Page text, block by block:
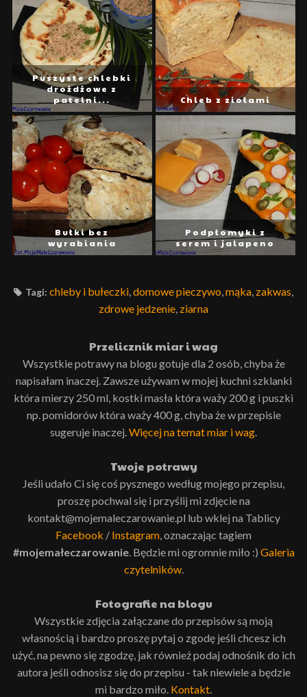
Puszyste chlebki
drożdżowe z
patelni...
Chleb z ziołami
Bułki bez
wyrabiania
Podpłomyki z
serem i jalapeno
Tagi: chleby i bułeczki,domowe pieczywo,mąka, zakwas,
zdrowe jedzenie, ziarna
Przelicznik miar i wag
Wszystkie potrawy na blogu gotuje dla 2 osób, chyba że
napisałam inaczej. Zawsze używam w mojej kuchni szklanki
która mierzy 250 ml, kostki masła która waży 200 g i puszki
np. pomidorów która waży 400 g, chyba że w przepisie
sugeruje inaczej.Więcej na temat miar i wag.
Twoje potrawy
Jeśli udało Ci się coś pysznego według mojego przepisu,
proszę pochwal się i przyślij mi zdjęcie na
kontakt@mojemaleczarowanie.pl lub wklej na Tablicy
Facebook / Instagram, oznaczając tagiem
#mojemałeczarowanie. Będzie mi ogromnie miło :) Galeria
czytelników.
Fotografie na blogu
Wszystkie zdjęcia załączane do przepisów są moją
własnością i bardzo proszę pytaj o zgodę jeśli chcesz ich
użyć, na pewno się zgodzę, jak również podaj odnośnik do ich
autora jeśli odnosisz się do przepisu - tak niewiele a będzie
mi bardzo miło. Kontakt.